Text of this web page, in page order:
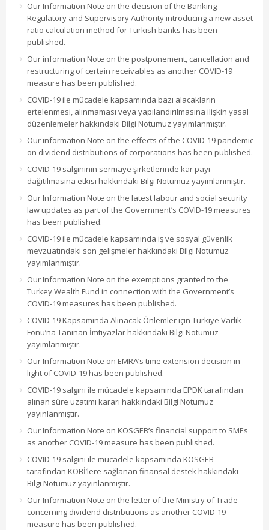
Our Information Note on the decision of the Banking
Regulatory and Supervisory Authority introducing a new asset
ratio calculation method for Turkish banks has been
published.
Our information Note on the postponement, cancellation and
restructuring of certain receivables as another COVID-19
measure has been published.
COVID-19 ile mücadele kapsamında bazı alacakların
ertelenmesi, alınmaması veya yapılandırılmasına ilişkin yasal
düzenlemeler hakkındaki Bilgi Notumuz yayımlanmıştır.
Our information Note on the effects of the COVID-19 pandemic
on dividend distributions of corporations has been published.
COVID-19 salgınının sermaye şirketlerinde kar payı
dağıtılmasına etkisi hakkındaki Bilgi Notumuz yayımlanmıştır.
Our Information Note on the latest labour and social security
law updates as part of the Government’s COVID-19 measures
has been published.
COVID-19 ile mücadele kapsamında iş ve sosyal güvenlik
mevzuatındaki son gelişmeler hakkındaki Bilgi Notumuz
yayımlanmıştır.
Our Information Note on the exemptions granted to the
Turkey Wealth Fund in connection with the Government’s
COVID-19 measures has been published.
COVID-19 Kapsamında Alınacak Önlemler için Türkiye Varlık
Fonu’na Tanınan İmtiyazlar hakkındaki Bilgi Notumuz
yayımlanmıştır.
Our Information Note on EMRA’s time extension decision in
light of COVID-19 has been published.
COVID-19 salgını ile mücadele kapsamında EPDK tarafından
alınan süre uzatımı kararı hakkındaki Bilgi Notumuz
yayınlanmıştır.
Our Information Note on KOSGEB’s financial support to SMEs
as another COVID-19 measure has been published.
COVID-19 salgını ile mücadele kapsamında KOSGEB
tarafından KOBİ’lere sağlanan finansal destek hakkındaki
Bilgi Notumuz yayınlanmıştır.
Our Information Note on the letter of the Ministry of Trade
concerning dividend distributions as another COVID-19
measure has been published.